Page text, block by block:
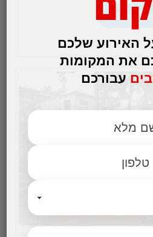
והזמנות
האירוע שלכם
את המקומות
עבורכם